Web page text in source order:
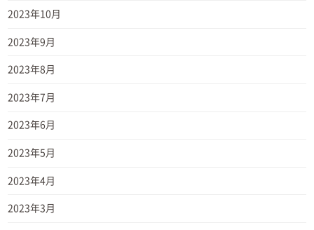
2023年10月
2023年9月
2023年8月
2023年7月
2023年6月
2023年5月
2023年4月
2023年3月